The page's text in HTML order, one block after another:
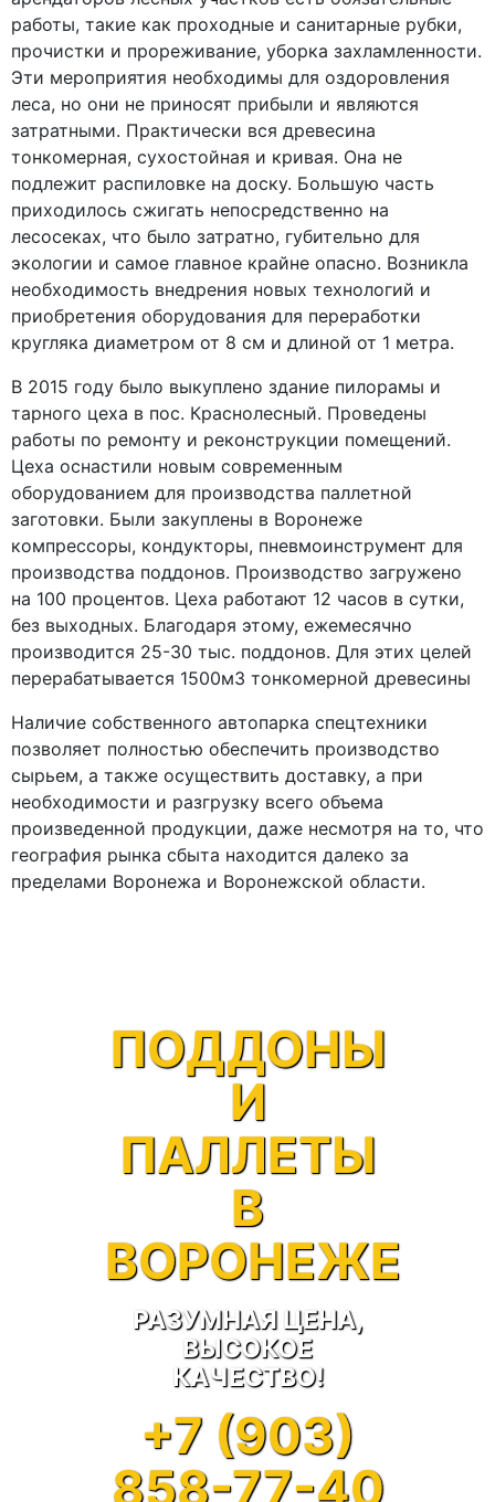
работы, такие как проходные и санитарные рубки,
прочистки и прореживание, уборка захламленности.
Эти мероприятия необходимы для оздоровления
леса, но они не приносят прибыли и являются
затратными. Практически вся древесина
тонкомерная, сухостойная и кривая. Она не
подлежит распиловке на доску. Большую часть
приходилось сжигать непосредственно на
лесосеках, что было затратно, губительно для
экологии и самое главное крайне опасно. Возникла
необходимость внедрения новых технологий и
приобретения оборудования для переработки
кругляка диаметром от 8 см и длиной от 1 метра.
В 2015 году было выкуплено здание пилорамы и
тарного цеха в пос. Краснолесный. Проведены
работы по ремонту и реконструкции помещений.
Цеха оснастили новым современным
оборудованием для производства паллетной
заготовки. Были закуплены в Воронеже
компрессоры, кондукторы, пневмоинструмент для
производства поддонов. Производство загружено
на 100 процентов. Цеха работают 12 часов в сутки,
без выходных. Благодаря этому, ежемесячно
производится 25-30 тыс. поддонов. Для этих целей
перерабатывается 1500м3 тонкомерной древесины
Наличие собственного автопарка спецтехники
позволяет полностью обеспечить производство
сырьем, а также осуществить доставку, а при
необходимости и разгрузку всего объема
произведенной продукции, даже несмотря на то, что
география рынка сбыта находится далеко за
пределами Воронежа и Воронежской области.
ПОДДОНЫ
И
ПАЛЛЕТЫ
В
ВОРОНЕЖЕ
РАЗУМНАЯ ЦЕНА,
ВЫСОКОЕ
КАЧЕСТВО!
+7 (903)
858-77-40